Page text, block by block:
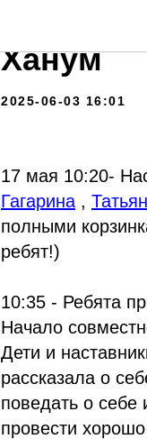
Ханум
2025-06-03 16:01
17 мая 10:20-
Гагарина ,
полными
ребят!)
10:35 - Ребята
Начало
Дети и
рассказала о
поведать о себе
провести